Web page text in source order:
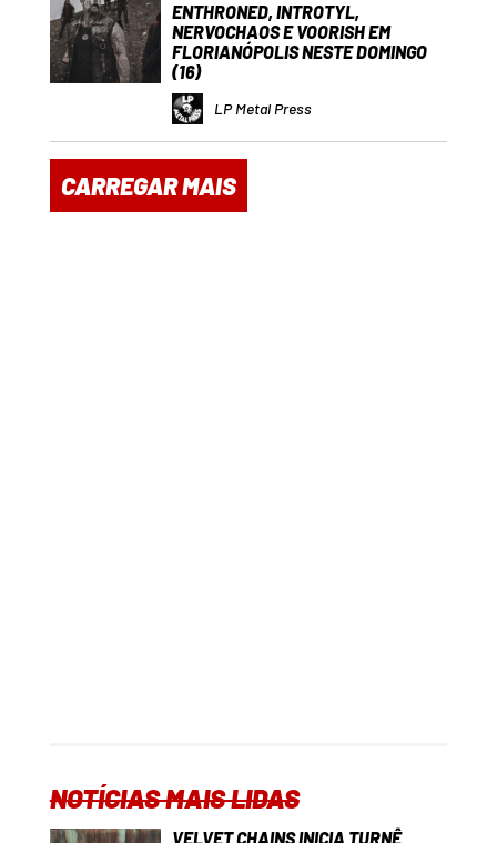
ENTHRONED, INTROTYL,
NERVOCHAOS E VOORISH EM
FLORIANÓPOLIS NESTE DOMINGO
(16)
LP Metal Press
CARREGAR MAIS
NOTÍCIAS MAIS LIDAS
VELVET CHAINS INICIA TURNÊ